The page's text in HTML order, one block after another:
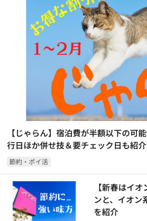
節約・ポイ活
【じゃらん】宿泊費が半額以下の
行日ほか併せ技＆要チェック日も紹介
【新春はイ
ンと、イオン
を紹介